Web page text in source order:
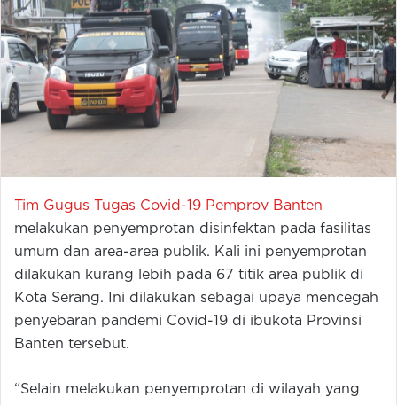
Tim Gugus Tugas Covid-19 Pemprov Banten
melakukan penyemprotan disinfektan pada fasilitas
umum dan area-area publik. Kali ini penyemprotan
dilakukan kurang lebih pada 67 titik area publik di
Kota Serang. Ini dilakukan sebagai upaya mencegah
penyebaran pandemi Covid-19 di ibukota Provinsi
Banten tersebut.
“Selain melakukan penyemprotan di wilayah yang